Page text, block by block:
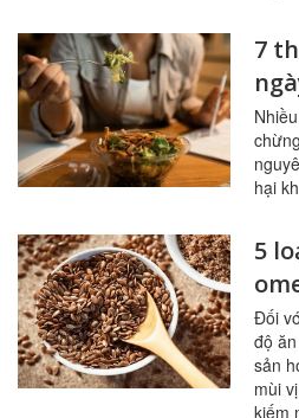
7
hại
5
cá
Đối
độ
sản
mùi
kiếm